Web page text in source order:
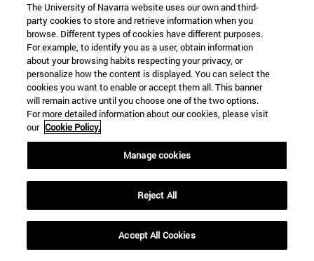
22 SEP
FUNCIÓN Y FICCIÓN. Varios artistas
Más información
The University of Navarra website uses our own and third-
party cookies to store and retrieve information when you
browse. Different types of cookies have different purposes.
For example, to identify you as a user, obtain information
about your browsing habits respecting your privacy, or
personalize how the content is displayed. You can select the
cookies you want to enable or accept them all. This banner
will remain active until you choose one of the two options.
For more detailed information about our cookies, please visit
our Cookie Policy.
Manage cookies
Reject All
Accept All Cookies